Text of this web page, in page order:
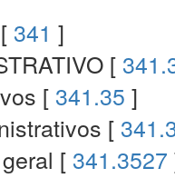
341 ]
[
[ 341.35 ]
[
[ 341.3527